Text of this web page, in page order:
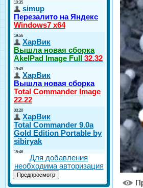
Для добавления
необходима авторизация